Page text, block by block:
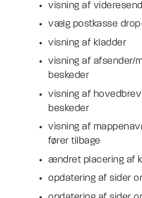
visning af
vælg postkasse
visning af kladder
visning af afsender/
beskeder
visning af
beskeder
visning af
fører tilbage
ændret placering af
opdatering af sider